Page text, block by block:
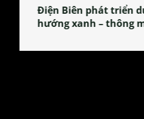
Làng làm bánh tẻ
tỏa đặc sản xứ Đoài